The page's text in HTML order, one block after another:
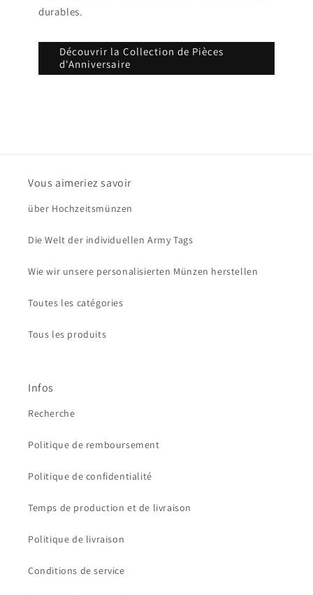
durables.
Découvrir la Collection de Pièces
d'Anniversaire
Vous aimeriez savoir
über Hochzeitsmünzen
Die Welt der individuellen Army Tags
Wie wir unsere personalisierten Münzen herstellen
Toutes les catégories
Tous les produits
Infos
Recherche
Politique de remboursement
Politique de confidentialité
Temps de production et de livraison
Politique de livraison
Conditions de service